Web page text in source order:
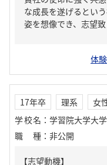
な成長を遂げるとい
姿を想像でき、志望
体
17年卒 理系
女
学校名 ： 学習院大学大
職種 ： 非公開
【志望動機】